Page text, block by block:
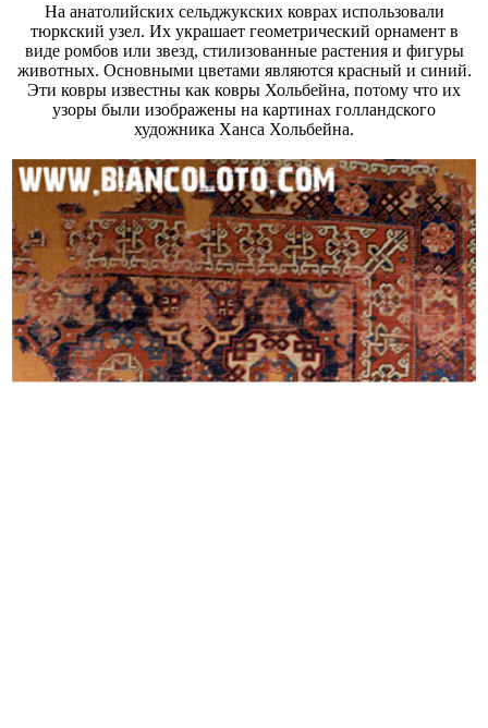
На анатолийских сельджукских коврах использовали
тюркский узел. Их украшает геометрический орнамент в
виде ромбов или звезд, стилизованные растения и фигуры
животных. Основными цветами являются красный и синий.
Эти ковры известны как ковры Хольбейна, потому что их
узоры были изображены на картинах голландского
художника Ханса Хольбейна.